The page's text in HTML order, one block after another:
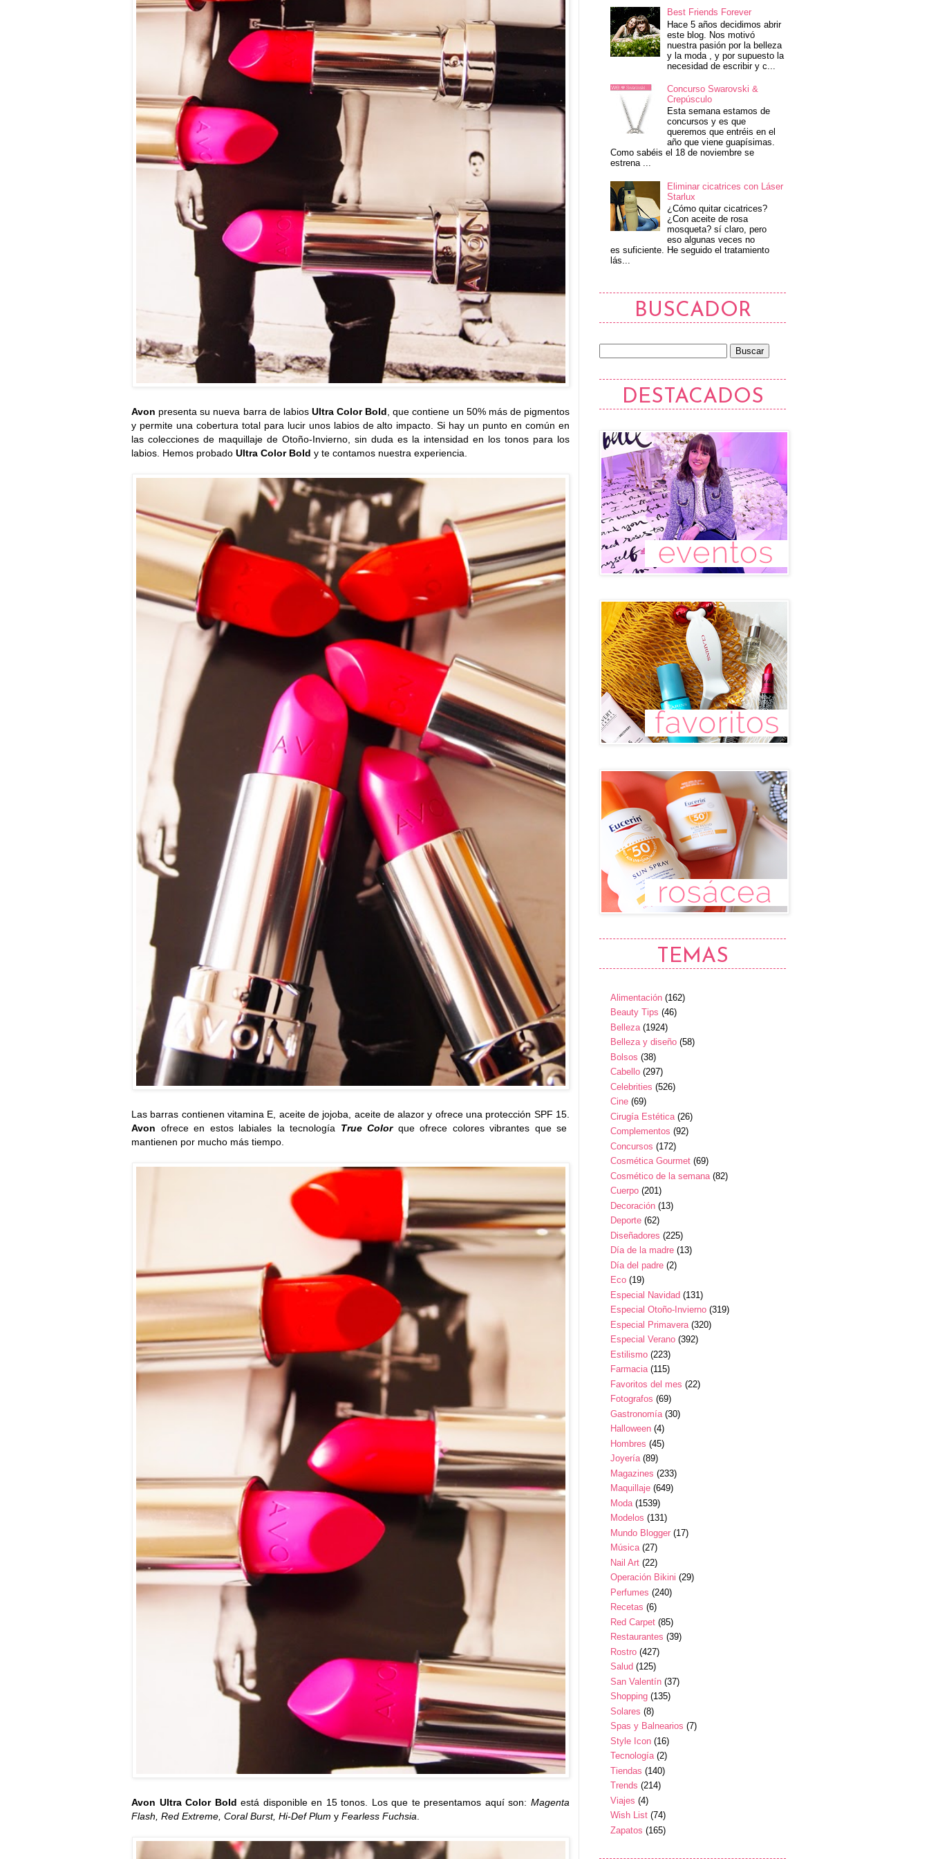
Avon presenta su nueva barra de labios Ultra Color Bold , que contiene un 50% más de pigmentos
y permite una cobertura total para lucir unos labios de alto impacto. Si hay un punto en común en
las colecciones de maquillaje de Otoño-Invierno, sin duda es la intensidad en los tonos para los
labios. Hemos probado Ultra Color Bold y te contamos nuestra experiencia.
Las barras contienen vitamina E, aceite de jojoba, aceite de alazor y ofrece una protección SPF 15.
Avon ofrece en estos labiales la tecnología True Colorque ofrece colores vibrantes que se
mantienen por mucho más tiempo.
Avon Ultra Color Bold está disponible en 15 tonos. Los que te presentamos aquí son:Magenta
Flash, Red Extreme, Coral Burst, Hi-Def Plum y Fearless Fuchsia.
Best Friends Forever
Hace 5 años decidimos abrir
este blog. Nos motivó
nuestra pasión por la belleza
y la moda , y por supuesto la
necesidad de escribir y c...
Concurso Swarovski &
Crepúsculo
Esta semana estamos de
concursos y es que
queremos que entréis en el
año que viene guapísimas.
Como sabéis el 18 de noviembre se
estrena ...
Eliminar cicatrices con Láser
Starlux
¿Cómo quitar cicatrices?
¿Con aceite de rosa
mosqueta? sí claro, pero
eso algunas veces no
es suficiente. He seguido el tratamiento
lás...
BUSCADOR
DESTACADOS
TEMAS
Alimentación (162)
Beauty Tips (46)
Belleza (1924)
Belleza y diseño (58)
Bolsos (38)
Cabello (297)
Celebrities (526)
Cine (69)
Cirugía Estética (26)
Complementos (92)
Concursos (172)
Cosmética Gourmet (69)
Cosmético de la semana (82)
Cuerpo (201)
Decoración (13)
Deporte (62)
Diseñadores (225)
Día de la madre (13)
Día del padre (2)
Eco (19)
Especial Navidad (131)
Especial Otoño-Invierno (319)
Especial Primavera (320)
Especial Verano (392)
Estilismo (223)
Farmacia (115)
Favoritos del mes (22)
Fotografos (69)
Gastronomía (30)
Halloween (4)
Hombres (45)
Joyería (89)
Magazines (233)
Maquillaje (649)
Moda (1539)
Modelos (131)
Mundo Blogger (17)
Música (27)
Nail Art (22)
Operación Bikini (29)
Perfumes (240)
Recetas (6)
Red Carpet (85)
Restaurantes (39)
Rostro (427)
Salud (125)
San Valentín (37)
Shopping (135)
Solares (8)
Spas y Balnearios (7)
Style Icon (16)
Tecnología (2)
Tiendas (140)
Trends (214)
Viajes (4)
Wish List (74)
Zapatos (165)